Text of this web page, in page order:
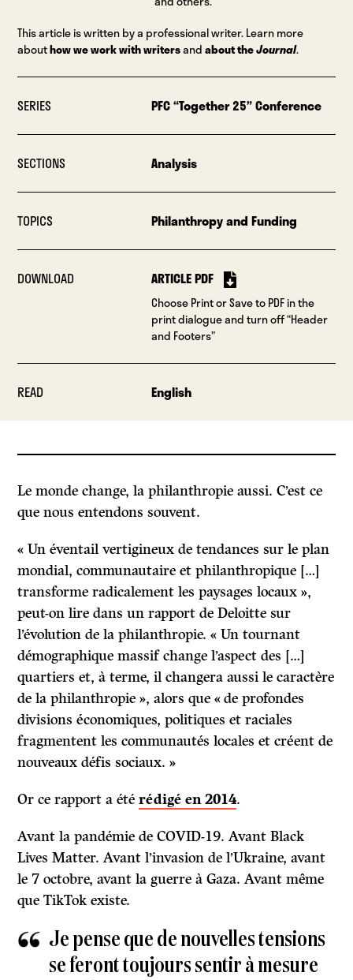
This article is written by a professional writer. Learn more
abouthow we work with writersandabout theJournal.
SERIES PFC “Together 25” Conference
SECTIONS Analysis
TOPICS Philanthropy and Funding
DOWNLOAD ARTICLE PDF
Choose Print or Save to PDF in the
print dialogue and turn off “Header
and Footers”
READ English
Le monde change, la philanthropie aussi. C’est ce
que nous entendons souvent.
« Un éventail vertigineux de tendances sur le plan
mondial, communautaire et philanthropique […]
transforme radicalement les paysages locaux »,
peut-on lire dans un rapport de Deloitte sur
l’évolution de la philanthropie. « Un tournant
démographique massif change l’aspect des […]
quartiers et, à terme, il changera aussi le caractère
de la philanthropie », alors que « de profondes
divisions économiques, politiques et raciales
fragmentent les communautés locales et créent de
nouveaux défis sociaux. »
Or ce rapport a étérédigé en 2014.
Avant la pandémie de COVID-19. Avant Black
Lives Matter. Avant l’invasion de l’Ukraine, avant
le 7 octobre, avant la guerre à Gaza. Avant même
que TikTok existe.
Je pense que de nouvelles tensions
se feront toujours sentir à mesure